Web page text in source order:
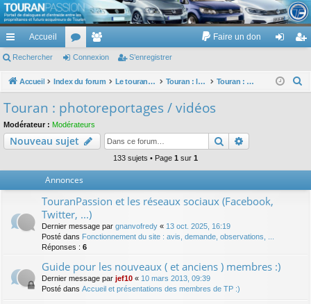
TouranPassion
Le forum des propriétaires ou futurs acquéreurs du Volkswagen Touran
cc
ès
pi
de
Accueil
or
u
e
m
Faire un don
ne nr
Rechercher Connexion S’enregistrer
Accueil Index du forum Le touran dans ses versions I (V1 V2 V3) et II ... Touran : les modèles, les prix, les achats, les options, ... Touran : photoreportages / vidéos
c
Touran : photoreportages / vidéos
Modérateur : Modérateurs
Nouveau sujet Rechercher
133 sujets • Page 1 sur 1
Annonces
TouranPassion et les réseaux sociaux (Facebook,
Twitter, ...)
Dernier message par gnanvofredy « 13 oct. 2025, 16:19
Posté dans Fonctionnement du site : avis, demande, observations, ...
Réponses : 6
Guide pour les nouveaux ( et anciens ) membres :)
Dernier message par jef10 « 10 mars 2013, 09:39
Posté dans Accueil et présentations des membres de TP :)